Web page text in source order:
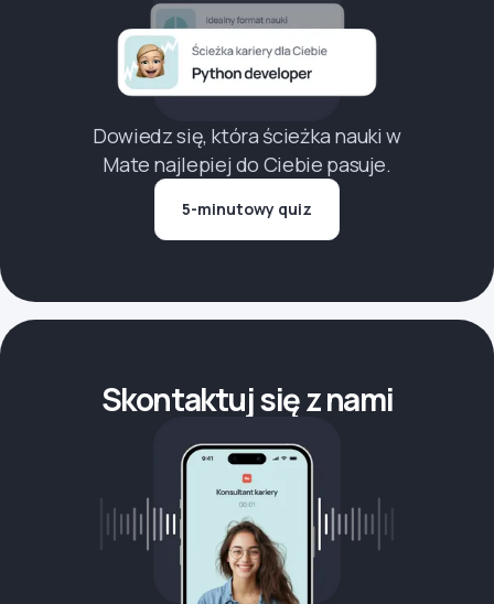
Dowiedz się, która ścieżka nauki w
Mate najlepiej do Ciebie pasuje.
5-minutowy quiz
Skontaktuj się z nami